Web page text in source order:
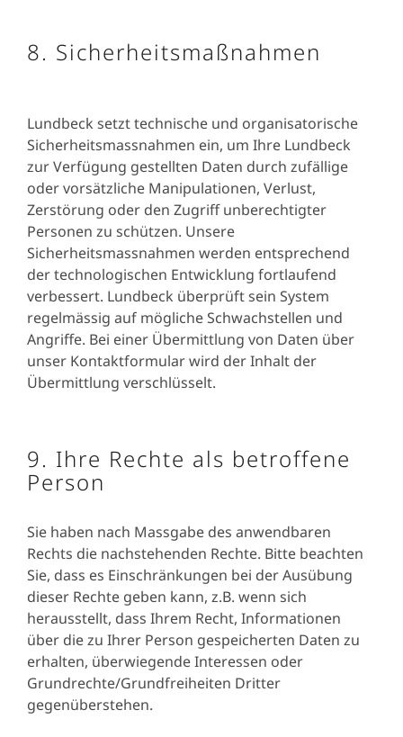
8. Sicherheitsmaßnahmen
Lundbeck setzt technische und organisatorische
Sicherheitsmassnahmen ein, um Ihre Lundbeck
zur Verfügung gestellten Daten durch zufällige
oder vorsätzliche Manipulationen, Verlust,
Zerstörung oder den Zugriff unberechtigter
Personen zu schützen. Unsere
Sicherheitsmassnahmen werden entsprechend
der technologischen Entwicklung fortlaufend
verbessert. Lundbeck überprüft sein System
regelmässig auf mögliche Schwachstellen und
Angriffe. Bei einer Übermittlung von Daten über
unser Kontaktformular wird der Inhalt der
Übermittlung verschlüsselt.
9. Ihre Rechte als betroffene
Person
Sie haben nach Massgabe des anwendbaren
Rechts die nachstehenden Rechte. Bitte beachten
Sie, dass es Einschränkungen bei der Ausübung
dieser Rechte geben kann, z.B. wenn sich
herausstellt, dass Ihrem Recht, Informationen
über die zu Ihrer Person gespeicherten Daten zu
erhalten, überwiegende Interessen oder
Grundrechte/Grundfreiheiten Dritter
gegenüberstehen.